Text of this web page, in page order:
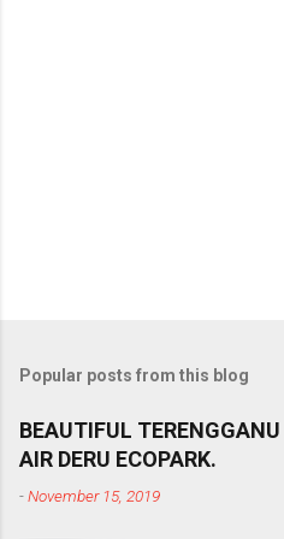
Popular posts from this blog
BEAUTIFUL
AIR DERU ECOPARK.
-November 15, 2019